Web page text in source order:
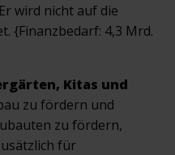
wird nicht auf die
{Finanzbedarf: 4,3 Mrd.
Kitas und
zu fördern und
zu fördern,
für